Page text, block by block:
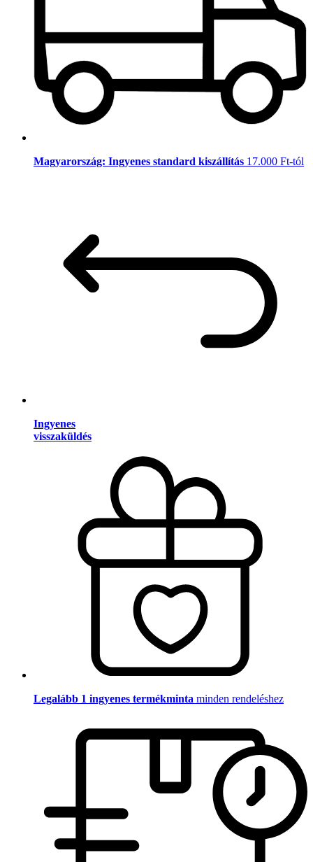
Magyarország: Ingyenes standard kiszállítás 17.000 Ft-tól
Ingyenes
visszaküldés
Legalább 1 ingyenes termékminta minden rendeléshez